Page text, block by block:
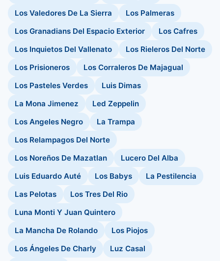
Los Valedores De La Sierra
Los Palmeras
Los Granadians Del Espacio Exterior
Los Cafres
Los Inquietos Del Vallenato
Los Rieleros Del Norte
Los Prisioneros
Los Corraleros De Majagual
Los Pasteles Verdes
Luis Dimas
La Mona Jimenez
Led Zeppelin
Los Angeles Negro
La Trampa
Los Relampagos Del Norte
Los Noreños De Mazatlan
Lucero Del Alba
Luis Eduardo Auté
Los Babys
La Pestilencia
Las Pelotas
Los Tres Del Rio
Luna Monti Y Juan Quintero
La Mancha De Rolando
Los Piojos
Los Ángeles De Charly
Luz Casal